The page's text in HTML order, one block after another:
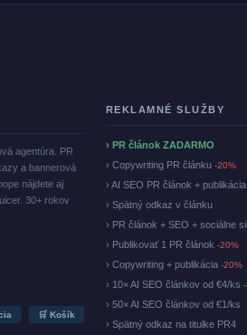
agentúra. PR
a bannerová
nájdete aj
30+ rokov
🛒 Košík
REKLAMNÉ SLUŽBY
› PR článok ZADARMO
› Copywriting PR článku -20%
› AI SEO PR článok + publikácia
› Spätný odkaz v článku
› PR článok + SEO + sociálne
› Publikovať 1 PR článok -20%
› Copywriting + publikácia -20%
› 10× AI SEO článkov od €4/ks
› 50× AI SEO článkov od €1/ks
› Spätný odkaz na titulke PR4